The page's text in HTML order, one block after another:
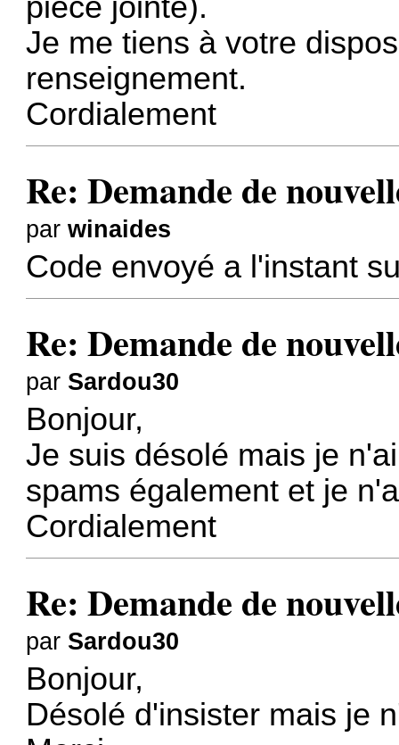
pièce jointe).
Je me tiens à votre
renseignement.
Cordialement
Re: Demande de
parwinaides
Code envoyé a l'instant
Re: Demande de
par Sardou30
Bonjour,
Je suis désolé mais je
spams également et je
Cordialement
Re: Demande de
par Sardou30
Bonjour,
Désolé d'insister mais je